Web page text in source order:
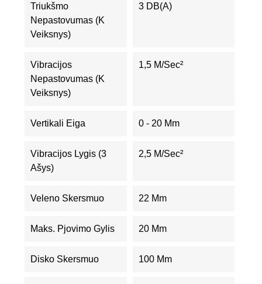
Triukšmo
Nepastovumas (K
Veiksnys)
3 DB(A)
Vibracijos
Nepastovumas (K
Veiksnys)
1,5 M/sec²
Vertikali Eiga 0 - 20 Mm
Vibracijos Lygis (3
Ašys)
2,5 M/sec²
Veleno Skersmuo 22 Mm
Maks. Pjovimo Gylis 20 Mm
Disko Skersmuo 100 Mm